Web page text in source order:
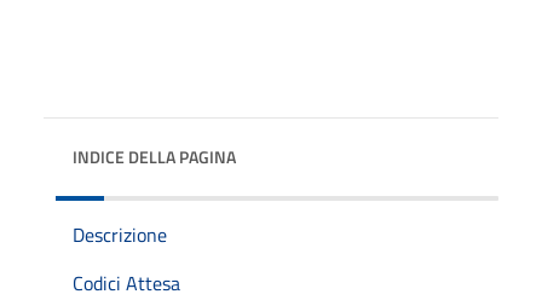
INDICE DELLA PAGINA
Descrizione
Codici Attesa